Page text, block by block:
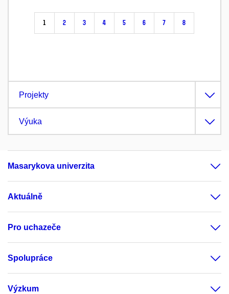
1 2 3 4 5 6 7 8
Projekty
Výuka
Masarykova univerzita
Aktuálně
Pro uchazeče
Spolupráce
Výzkum